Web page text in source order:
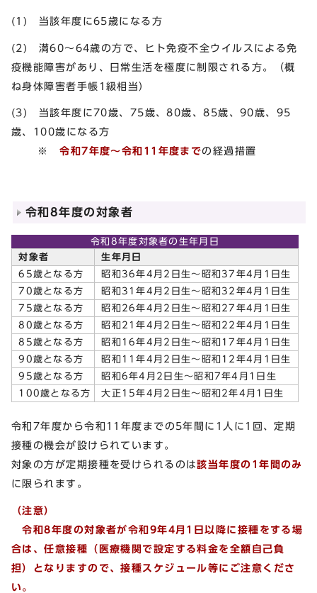
(1) 当該年度に65歳になる方
(2) 満60～64歳の方で、ヒト免疫不全ウイルスによる免
疫機能障害があり、日常生活を極度に制限される方。（概
ね身体障害者手帳1級相当）
(3) 当該年度に70歳、75歳、80歳、85歳、90歳、95
歳、100歳になる方
※令和7年度～令和11年度までの経過措置
令和8年度の対象者
令和8年度対象者の生年月日
対象者
生年月日
65歳となる方
昭和36年4月2日生～昭和37年4月1日生
70歳となる方
昭和31年4月2日生～昭和32年4月1日生
75歳となる方
昭和26年4月2日生～昭和27年4月1日生
80歳となる方
昭和21年4月2日生～昭和22年4月1日生
85歳となる方
昭和16年4月2日生～昭和17年4月1日生
90歳となる方
昭和11年4月2日生～昭和12年4月1日生
95歳となる方
昭和6年4月2日生～昭和7年4月1日生
100歳となる方
大正15年4月2日生～昭和2年4月1日生
令和7年度から令和11年度までの5年間に1人に1回、定期
接種の機会が設けられています。
対象の方が定期接種を受けられるのは該当年度の1年間のみ
に限られます。
（注意）
令和8年度の対象者が令和9年4月1日以降に接種をする場
合は、任意接種（医療機関で設定する料金を全額自己負
担）となりますので、接種スケジュール等にご注意くださ
い。